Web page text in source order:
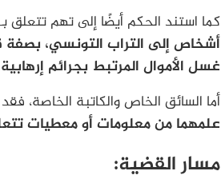
كما استند الحكم أيضًا إلى تهم تتعلق
أشخاص إلى التراب التونسي، بصفة
غسل الأموال المرتبط بجرائم إرهابية
أما السائق الخاص والكاتبة الخاصة،
علمهما من معلومات أو معطيات
مسار القضية: